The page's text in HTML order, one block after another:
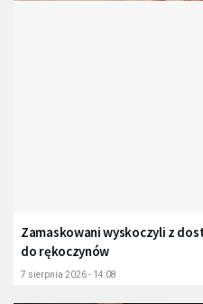
Zamaskowani wyskoczyli z
do rękoczynów
7 sierpnia 2026 - 14:08